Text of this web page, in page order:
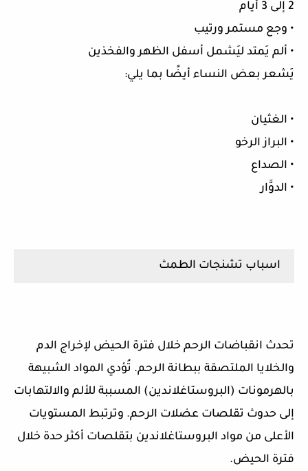
2 إلى 3 أيام
• وجع مستمر ورتيب
• ألم يَمتد ليَشمل أسفل الظهر والفخذين
يَشعر بعض النساء أيضًا بما يلي:
• الغثيان
• البراز الرخو
• الصداع
• الدوَّار
اسباب تشنجات الطمث
تحدث انقباضات الرحم خلال فترة الحيض لإخراج الدم
والخلايا الملتصقة ببطانة الرحم. تُؤدي المواد الشبيهة
بالهرمونات (البروستاغلاندين) المسببة للألم والالتهابات
إلى حدوث تقلصات عضلات الرحم. وترتبط المستويات
الأعلى من مواد البروستاغلاندين بتقلصات أكثر حدة خلال
فترة الحيض.